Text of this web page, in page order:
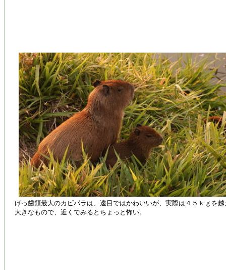
げっ歯類最大のカピパラは、遠目ではかわいいが、実際は４５ｋｇを越
大きなもので、近くでみるとちょっと怖い。